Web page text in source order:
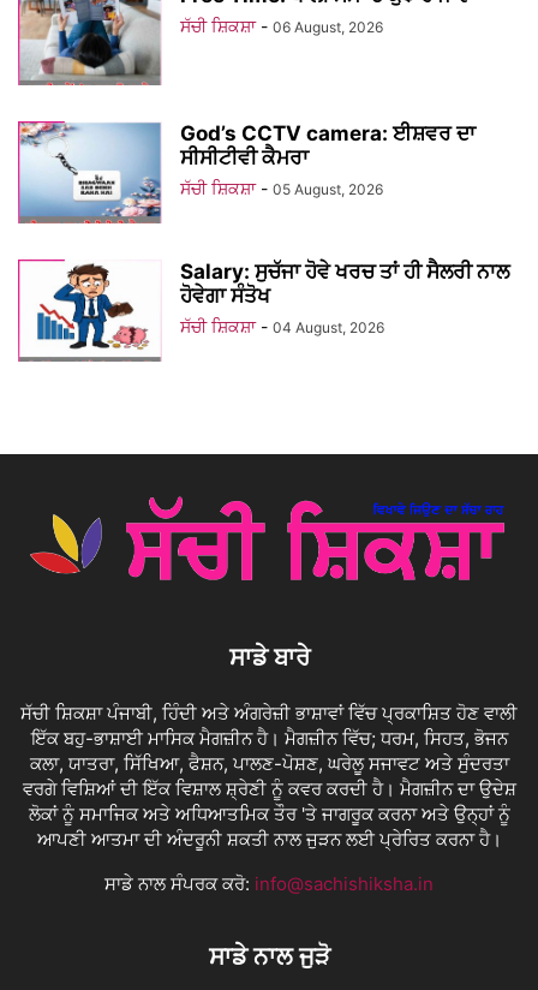
ਸੱਚੀ ਸ਼ਿਕਸ਼ਾ - 06 August, 2026
God’s CCTV camera: ਈਸ਼ਵਰ ਦਾ
ਸੀਸੀਟੀਵੀ ਕੈਮਰਾ
ਸੱਚੀ ਸ਼ਿਕਸ਼ਾ - 05 August, 2026
Salary: ਸੁਚੱਜਾ ਹੋਵੇ ਖਰਚ ਤਾਂ ਹੀ ਸੈਲਰੀ ਨਾਲ
ਹੋਵੇਗਾ ਸੰਤੋਖ
ਸੱਚੀ ਸ਼ਿਕਸ਼ਾ - 04 August, 2026
ਸਾਡੇ ਬਾਰੇ
ਸੱਚੀ ਸ਼ਿਕਸ਼ਾ ਪੰਜਾਬੀ, ਹਿੰਦੀ ਅਤੇ ਅੰਗਰੇਜ਼ੀ ਭਾਸ਼ਾਵਾਂ ਵਿੱਚ ਪ੍ਰਕਾਸ਼ਿਤ ਹੋਣ ਵਾਲੀ
ਇੱਕ ਬਹੁ-ਭਾਸ਼ਾਈ ਮਾਸਿਕ ਮੈਗਜ਼ੀਨ ਹੈ। ਮੈਗਜ਼ੀਨ ਵਿੱਚ; ਧਰਮ, ਸਿਹਤ, ਭੋਜਨ
ਕਲਾ, ਯਾਤਰਾ, ਸਿੱਖਿਆ, ਫੈਸ਼ਨ, ਪਾਲਣ-ਪੋਸ਼ਣ, ਘਰੇਲੂ ਸਜਾਵਟ ਅਤੇ ਸੁੰਦਰਤਾ
ਵਰਗੇ ਵਿਸ਼ਿਆਂ ਦੀ ਇੱਕ ਵਿਸ਼ਾਲ ਸ਼੍ਰੇਣੀ ਨੂੰ ਕਵਰ ਕਰਦੀ ਹੈ। ਮੈਗਜ਼ੀਨ ਦਾ ਉਦੇਸ਼
ਲੋਕਾਂ ਨੂੰ ਸਮਾਜਿਕ ਅਤੇ ਅਧਿਆਤਮਿਕ ਤੌਰ 'ਤੇ ਜਾਗਰੂਕ ਕਰਨਾ ਅਤੇ ਉਨ੍ਹਾਂ ਨੂੰ
ਆਪਣੀ ਆਤਮਾ ਦੀ ਅੰਦਰੂਨੀ ਸ਼ਕਤੀ ਨਾਲ ਜੁੜਨ ਲਈ ਪ੍ਰੇਰਿਤ ਕਰਨਾ ਹੈ।
ਸਾਡੇ ਨਾਲ ਸੰਪਰਕ ਕਰੋ: info@sachishiksha.in
ਸਾਡੇ ਨਾਲ ਜੁੜੋ